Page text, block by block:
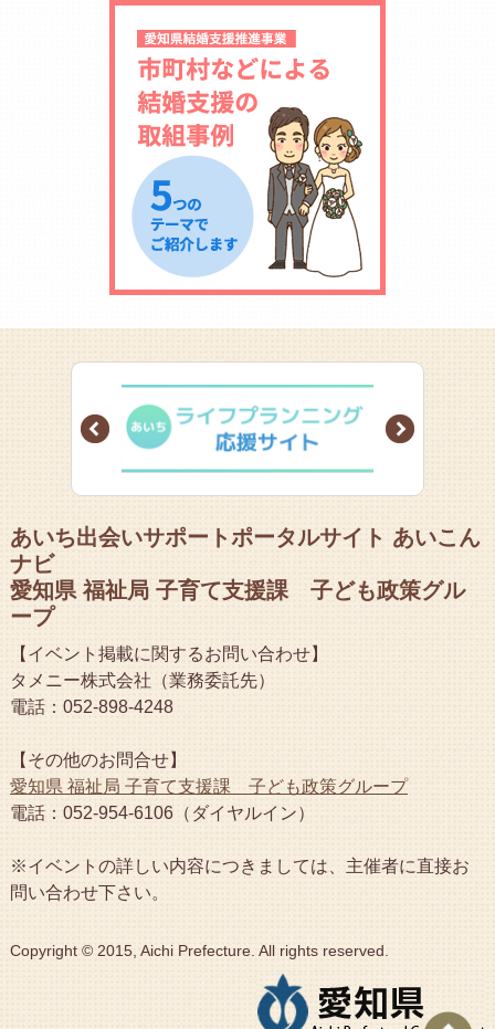
Prev Next
あいち出会いサポートポータルサイト あいこん
ナビ
愛知県 福祉局 子育て支援課 子ども政策グル
ープ
【イベント掲載に関するお問い合わせ】
タメニー株式会社（業務委託先）
電話：052-898-4248
【その他のお問合せ】
愛知県 福祉局 子育て支援課 子ども政策グループ
電話：052-954-6106（ダイヤルイン）
※イベントの詳しい内容につきましては、主催者に直接お
問い合わせ下さい。
Copyright © 2015, Aichi Prefecture. All rights reserved.